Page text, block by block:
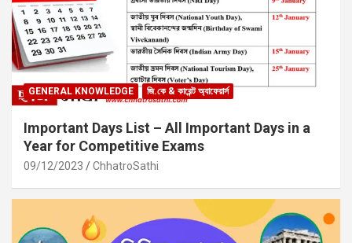
GENERAL KNOWLEDGE জি.কে & কারেন্ট অ্যাফেয়ার্স
Important Days List – All Important Days in a
Year for Competitive Exams
09/12/2023 ChhatroSathi